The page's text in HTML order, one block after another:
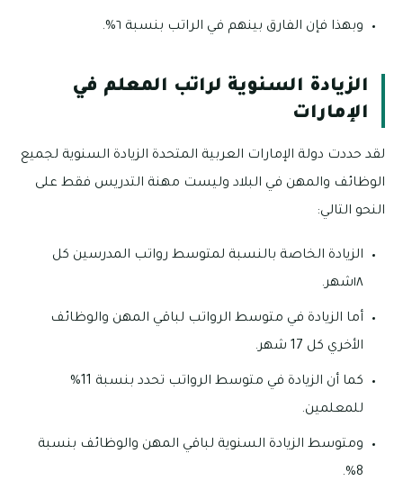
وبهذا فإن الفارق بينهم في الراتب بنسبة ٦%.
الزيادة السنوية لراتب المعلم في
الإمارات
لقد حددت دولة الإمارات العربية المتحدة الزيادة السنوية لجميع
الوظائف والمهن في البلاد وليست مهنة التدريس فقط على
النحو التالي:
الزيادة الخاصة بالنسبة لمتوسط رواتب المدرسين كل
١٨شهر.
أما الزيادة في متوسط الرواتب لباقي المهن والوظائف
الأخري كل 17 شهر.
كما أن الزيادة في متوسط الرواتب تحدد بنسبة 11%
للمعلمين.
ومتوسط الزيادة السنوية لباقي المهن والوظائف بنسبة
8%.